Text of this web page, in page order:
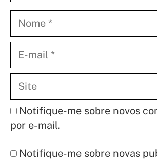
mail
Notifique-me sobre novos
por e-mail.
Notifique-me sobre novas